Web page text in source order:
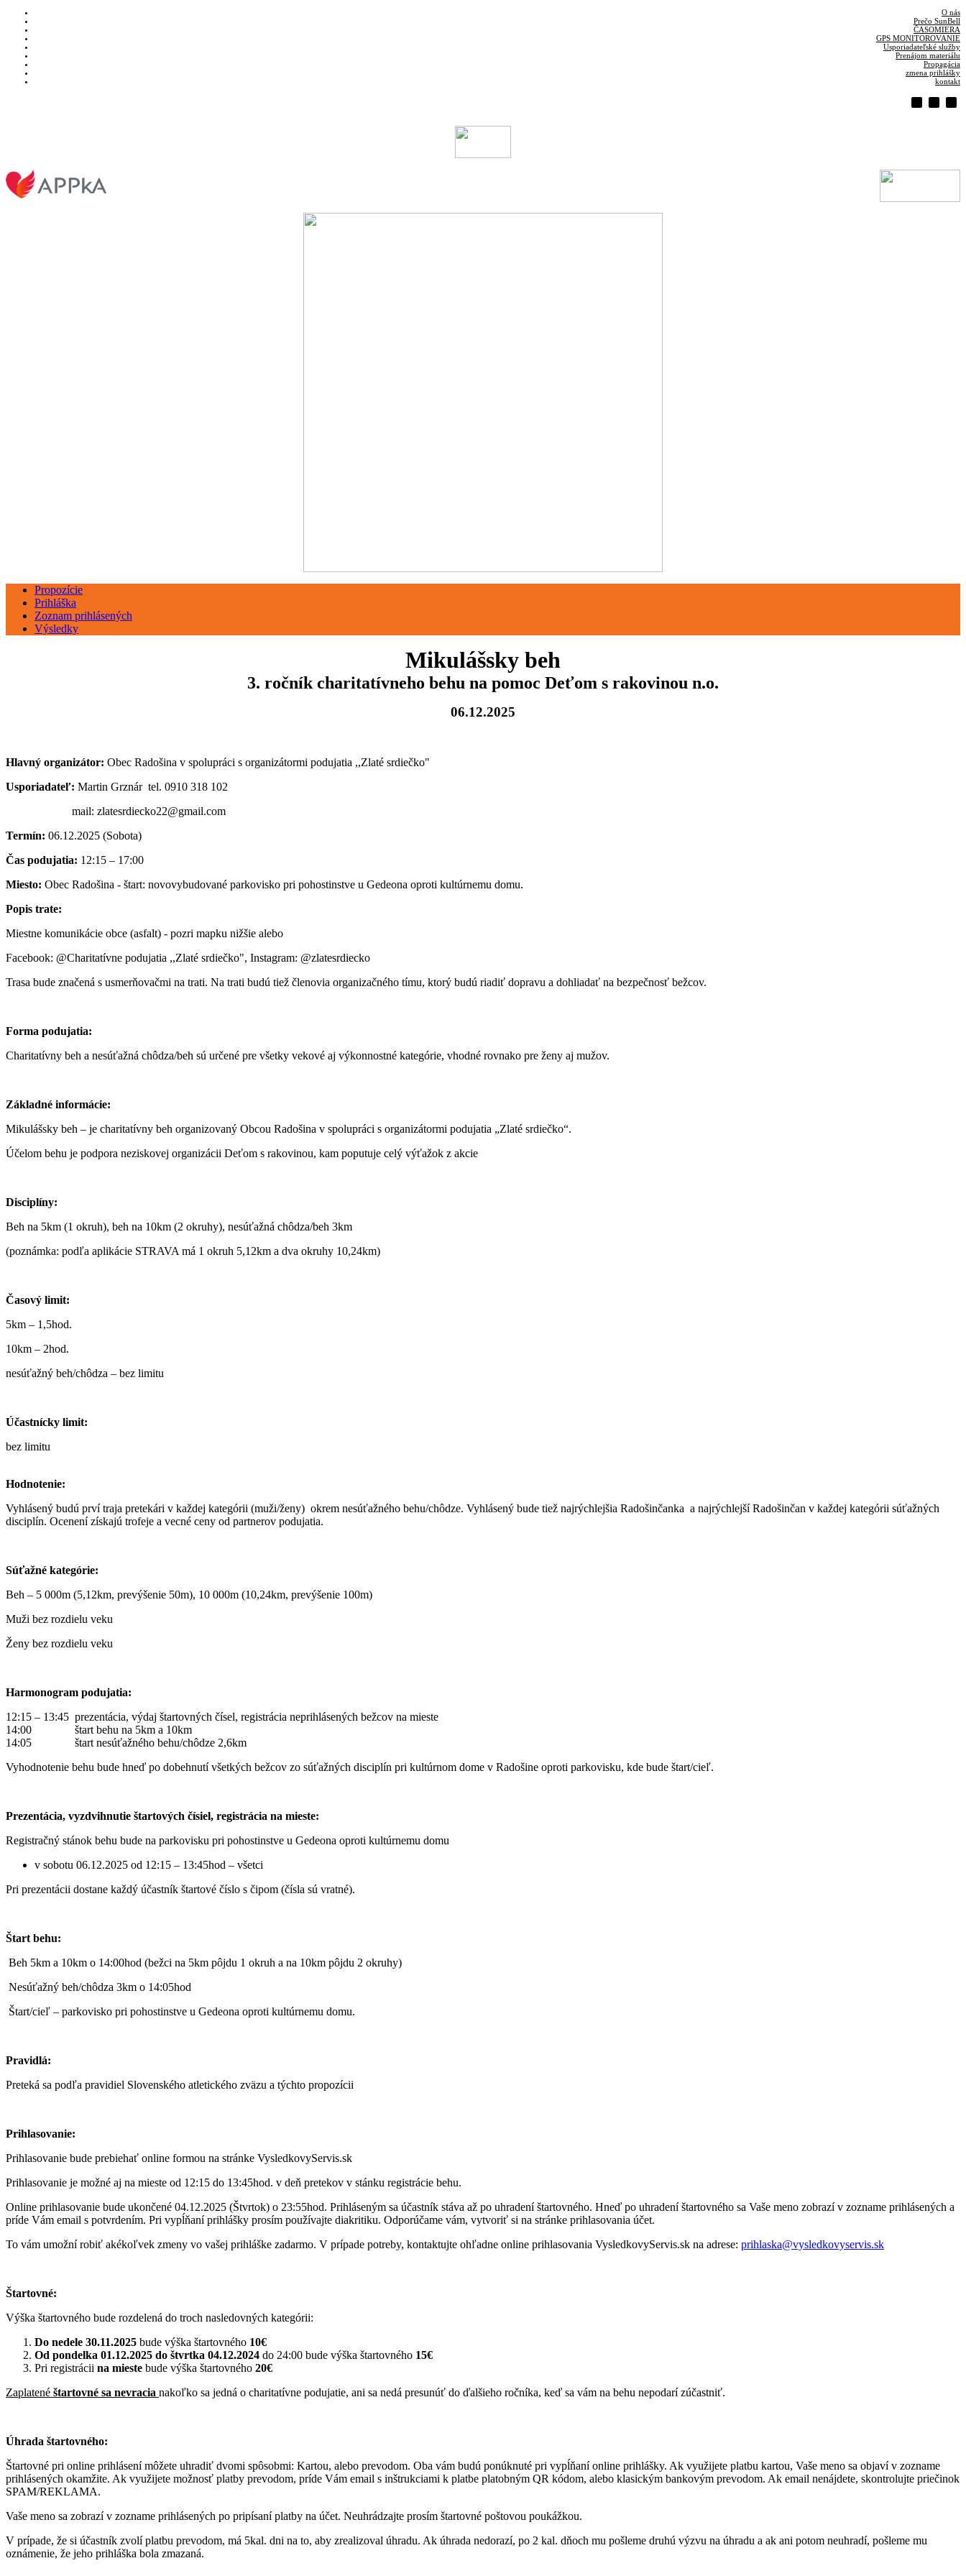
O nás
Prečo SunBell
ČASOMIERA
GPS MONITOROVANIE
Usporiadateľské služby
Prenájom materiálu
Propagácia
zmena prihlášky
kontakt
Propozície
Prihláška
Zoznam prihlásených
Výsledky
Mikulášsky beh
3. ročník charitatívneho behu na pomoc Deťom s rakovinou n.o.
06.12.2025
Hlavný organizátor: Obec Radošina v spolupráci s organizátormi podujatia ,,Zlaté srdiečko"
Usporiadateľ: Martin Grznár tel. 0910 318 102
mail: zlatesrdiecko22@gmail.com
Termín: 06.12.2025 (Sobota)
Čas podujatia: 12:15 – 17:00
Miesto: Obec Radošina - štart: novovybudované parkovisko pri pohostinstve u Gedeona oproti kultúrnemu domu.
Popis trate:
Miestne komunikácie obce (asfalt) - pozri mapku nižšie alebo
Facebook: @Charitatívne podujatia ,,Zlaté srdiečko", Instagram: @zlatesrdiecko
Trasa bude značená s usmerňovačmi na trati. Na trati budú tiež členovia organizačného tímu, ktorý budú riadiť dopravu a dohliadať na bezpečnosť bežcov.
Forma podujatia:
Charitatívny beh a nesúťažná chôdza/beh sú určené pre všetky vekové aj výkonnostné kategórie, vhodné rovnako pre ženy aj mužov.
Základné informácie:
Mikulášsky beh – je charitatívny beh organizovaný Obcou Radošina v spolupráci s organizátormi podujatia „Zlaté srdiečko“.
Účelom behu je podpora neziskovej organizácii Deťom s rakovinou, kam poputuje celý výťažok z akcie
Disciplíny:
Beh na 5km (1 okruh), beh na 10km (2 okruhy), nesúťažná chôdza/beh 3km
(poznámka: podľa aplikácie STRAVA má 1 okruh 5,12km a dva okruhy 10,24km)
Časový limit:
5km – 1,5hod.
10km – 2hod.
nesúťažný beh/chôdza – bez limitu
Účastnícky limit:
bez limitu
Hodnotenie:
Vyhlásený budú prví traja pretekári v každej kategórii (muži/ženy) okrem nesúťažného behu/chôdze. Vyhlásený bude tiež najrýchlejšia Radošinčanka a najrýchlejší Radošinčan v každej kategórii súťažných
disciplín. Ocenení získajú trofeje a vecné ceny od partnerov podujatia.
Súťažné kategórie:
Beh – 5 000m (5,12km, prevýšenie 50m), 10 000m (10,24km, prevýšenie 100m)
Muži bez rozdielu veku
Ženy bez rozdielu veku
Harmonogram podujatia:
12:15 – 13:45 prezentácia, výdaj štartovných čísel, registrácia neprihlásených bežcov na mieste
14:00 štart behu na 5km a 10km
14:05 štart nesúťažného behu/chôdze 2,6km
Vyhodnotenie behu bude hneď po dobehnutí všetkých bežcov zo súťažných disciplín pri kultúrnom dome v Radošine oproti parkovisku, kde bude štart/cieľ.
Prezentácia, vyzdvihnutie štartových čísiel, registrácia na mieste:
Registračný stánok behu bude na parkovisku pri pohostinstve u Gedeona oproti kultúrnemu domu
v sobotu 06.12.2025 od 12:15 – 13:45hod – všetci
Pri prezentácii dostane každý účastník štartové číslo s čipom (čísla sú vratné).
Štart behu:
Beh 5km a 10km o 14:00hod (bežci na 5km pôjdu 1 okruh a na 10km pôjdu 2 okruhy)
Nesúťažný beh/chôdza 3km o 14:05hod
Štart/cieľ – parkovisko pri pohostinstve u Gedeona oproti kultúrnemu domu.
Pravidlá:
Preteká sa podľa pravidiel Slovenského atletického zväzu a týchto propozícii
Prihlasovanie:
Prihlasovanie bude prebiehať online formou na stránke VysledkovyServis.sk
Prihlasovanie je možné aj na mieste od 12:15 do 13:45hod. v deň pretekov v stánku registrácie behu.
Online prihlasovanie bude ukončené 04.12.2025 (Štvrtok) o 23:55hod. Prihláseným sa účastník stáva až po uhradení štartovného. Hneď po uhradení štartovného sa Vaše meno zobrazí v zozname prihlásených a
príde Vám email s potvrdením. Pri vypĺňaní prihlášky prosím používajte diakritiku. Odporúčame vám, vytvoriť si na stránke prihlasovania účet.
To vám umožní robiť akékoľvek zmeny vo vašej prihláške zadarmo. V prípade potreby, kontaktujte ohľadne online prihlasovania VysledkovyServis.sk na adrese: prihlaska@vysledkovyservis.sk
Štartovné:
Výška štartovného bude rozdelená do troch nasledovných kategórii:
Do nedele 30.11.2025 bude výška štartovného 10€
Od pondelka 01.12.2025 do štvrtka 04.12.2024 do 24:00 bude výška štartovného 15€
Pri registrácii na mieste bude výška štartovného 20€
Zaplatené štartovné sa nevracia nakoľko sa jedná o charitatívne podujatie, ani sa nedá presunúť do ďalšieho ročníka, keď sa vám na behu nepodarí zúčastniť.
Úhrada štartovného:
Štartovné pri online prihlásení môžete uhradiť dvomi spôsobmi: Kartou, alebo prevodom. Oba vám budú ponúknuté pri vypĺňaní online prihlášky. Ak využijete platbu kartou, Vaše meno sa objaví v zozname
prihlásených okamžite. Ak využijete možnosť platby prevodom, príde Vám email s inštrukciami k platbe platobným QR kódom, alebo klasickým bankovým prevodom. Ak email nenájdete, skontrolujte priečinok
SPAM/REKLAMA.
Vaše meno sa zobrazí v zozname prihlásených po pripísaní platby na účet. Neuhrádzajte prosím štartovné poštovou poukážkou.
V prípade, že si účastník zvolí platbu prevodom, má 5kal. dni na to, aby zrealizoval úhradu. Ak úhrada nedorazí, po 2 kal. dňoch mu pošleme druhú výzvu na úhradu a ak ani potom neuhradí, pošleme mu
oznámenie, že jeho prihláška bola zmazaná.